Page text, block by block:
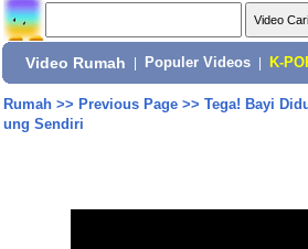
Video Rumah Populer Videos K-
Rumah>> Previous Page>> Tega! Bayi
ung Sendiri